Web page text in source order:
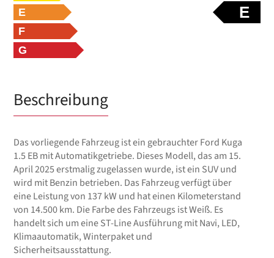
E
E
F
G
Beschreibung
Das vorliegende Fahrzeug ist ein gebrauchter Ford Kuga
1.5 EB mit Automatikgetriebe. Dieses Modell, das am 15.
April 2025 erstmalig zugelassen wurde, ist ein SUV und
wird mit Benzin betrieben. Das Fahrzeug verfügt über
eine Leistung von 137 kW und hat einen Kilometerstand
von 14.500 km. Die Farbe des Fahrzeugs ist Weiß. Es
handelt sich um eine ST-Line Ausführung mit Navi, LED,
Klimaautomatik, Winterpaket und
Sicherheitsausstattung.